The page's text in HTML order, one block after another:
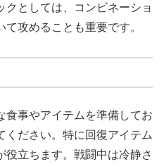
としては、コンビネーショ
攻めることも重要です。
食事やアイテムを準備してお
ください。特に回復アイテム
立ちます。戦闘中は冷静さ